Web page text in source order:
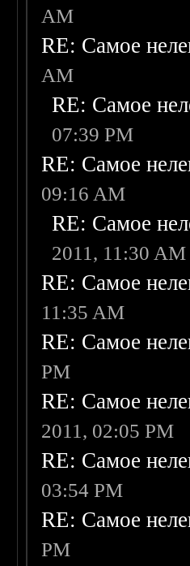
AM
RE: Самое
AM
RE: Самое
07:39 PM
RE: Самое
09:16 AM
RE: Самое
2011, 11:30 AM
RE: Самое
11:35 AM
RE: Самое
PM
RE: Самое
2011, 02:05 PM
RE: Самое
03:54 PM
RE: Самое
PM